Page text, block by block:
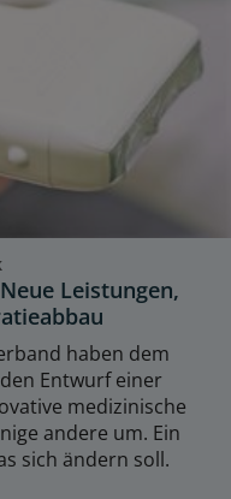
Leistungen,
haben dem
Entwurf einer
medizinische
andere um. Ein
sich ändern soll.